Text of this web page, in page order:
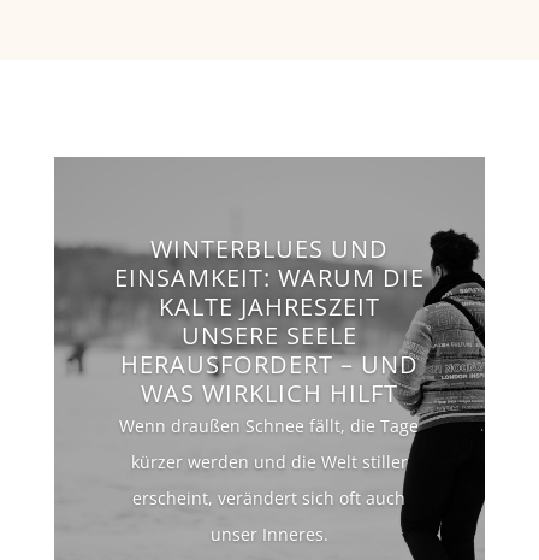
WINTERBLUES UND
EINSAMKEIT: WARUM DIE
KALTE JAHRESZEIT
UNSERE SEELE
HERAUSFORDERT – UND
WAS WIRKLICH HILFT
Wenn draußen Schnee fällt, die Tage
kürzer werden und die Welt stiller
erscheint, verändert sich oft auch
unser Inneres.